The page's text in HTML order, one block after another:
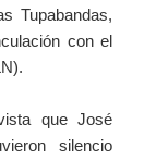
Tupabandas,
con el
que José
silencio